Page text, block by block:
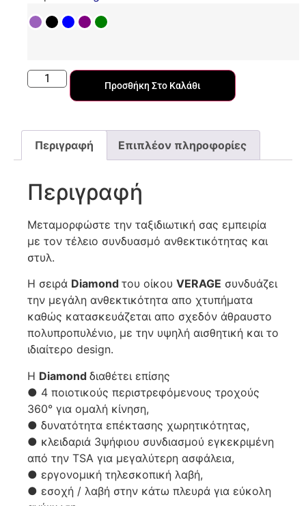
Προσθήκη Στο Καλάθι
Περιγραφή Επιπλέον πληροφορίες
Περιγραφή
Μεταμορφώστε την ταξιδιωτική σας εμπειρία
με τον τέλειο συνδυασμό ανθεκτικότητας και
στυλ.
Η σειρά Diamond του οίκου VERAGE συνδυάζει
την μεγάλη ανθεκτικότητα απο χτυπήματα
καθώς κατασκευάζεται απο σχεδόν άθραυστο
πολυπροπυλένιο, με την υψηλή αισθητική και το
ιδιαίτερο design.
Η Diamond διαθέτει επίσης
● 4 ποιοτικούς περιστρεφόμενους τροχούς
360° για ομαλή κίνηση,
● δυνατότητα επέκτασης χωρητικότητας,
● κλειδαριά 3ψήφιου συνδιασμού εγκεκριμένη
από την TSA για μεγαλύτερη ασφάλεια,
● εργονομική τηλεσκοπική λαβή,
● εσοχή / λαβή στην κάτω πλευρά για εύκολη